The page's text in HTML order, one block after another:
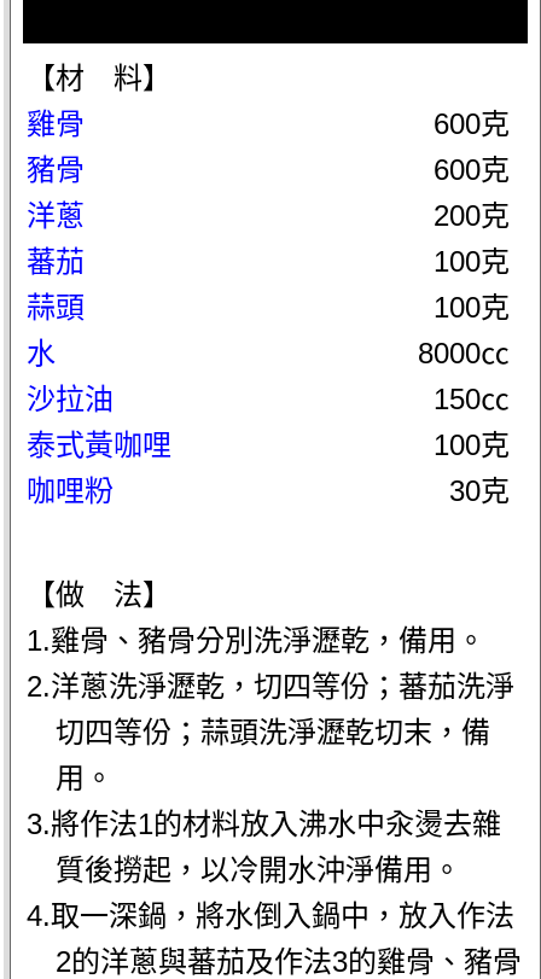
【材 料】
雞骨
600克
豬骨
600克
洋蔥
200克
蕃茄
100克
蒜頭
100克
水
8000㏄
沙拉油
150㏄
泰式黃咖哩
100克
咖哩粉
30克
【做 法】
1.雞骨、豬骨分別洗淨瀝乾，備用。
2.洋蔥洗淨瀝乾，切四等份；蕃茄洗淨
切四等份；蒜頭洗淨瀝乾切末，備
用。
3.將作法1的材料放入沸水中汆燙去雜
質後撈起，以冷開水沖淨備用。
4.取一深鍋，將水倒入鍋中，放入作法
2的洋蔥與蕃茄及作法3的雞骨、豬骨